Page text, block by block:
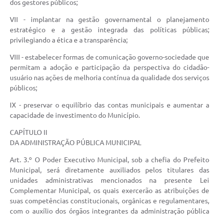
dos gestores públicos;
VII - implantar na gestão governamental o planejamento
estratégico e a gestão integrada das políticas públicas;
privilegiando a ética e a transparência;
VIII - estabelecer formas de comunicação governo-sociedade que
permitam a adoção e participação da perspectiva do cidadão-
usuário nas ações de melhoria contínua da qualidade dos serviços
públicos;
IX - preservar o equilíbrio das contas municipais e aumentar a
capacidade de investimento do Município.
CAPÍTULO II
DA ADMINISTRAÇÃO PÚBLICA MUNICIPAL
Art. 3.º O Poder Executivo Municipal, sob a chefia do Prefeito
Municipal, será diretamente auxiliados pelos titulares das
unidades administrativas mencionados na presente Lei
Complementar Municipal, os quais exercerão as atribuições de
suas competências constitucionais, orgânicas e regulamentares,
com o auxílio dos órgãos integrantes da administração pública